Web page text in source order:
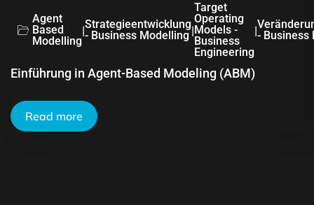
Agent
Based
Modelling
|Strategieentwicklung
- Business Modelling |
Target
Operating
Models -
Business
Engineering
|- Business
Einführung in Agent-Based Modeling (ABM)
Read more